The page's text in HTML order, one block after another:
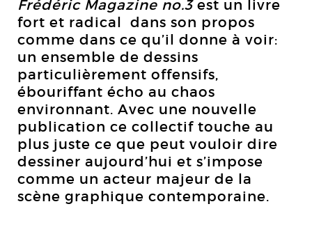
Frédéric Magazine no.3est un livre
fort et radical dans son propos
comme dans ce qu’il donne à voir:
un ensemble de dessins
particulièrement offensifs,
ébouriffant écho au chaos
environnant. Avec une nouvelle
publication ce collectif touche au
plus juste ce que peut vouloir dire
dessiner aujourd’hui et s’impose
comme un acteur majeur de la
scène graphique contemporaine.